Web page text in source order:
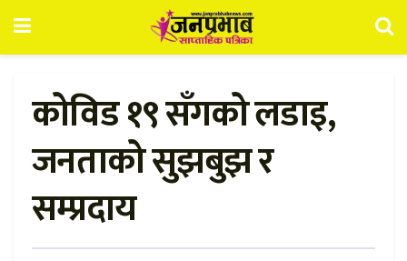
कोविड १९ सँगको लडाइ,
जनताको सुझबुझ र
सम्प्रदाय